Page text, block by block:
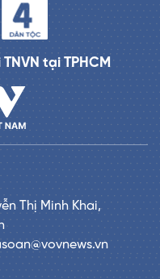
tại TPHCM
Thị Minh Khai,